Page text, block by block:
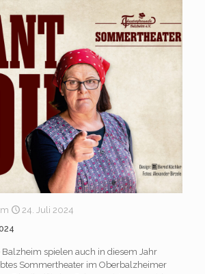
24. Juli 2024
Balzheim spielen auch in diesem Jahr
Sommertheater im Oberbalzheimer